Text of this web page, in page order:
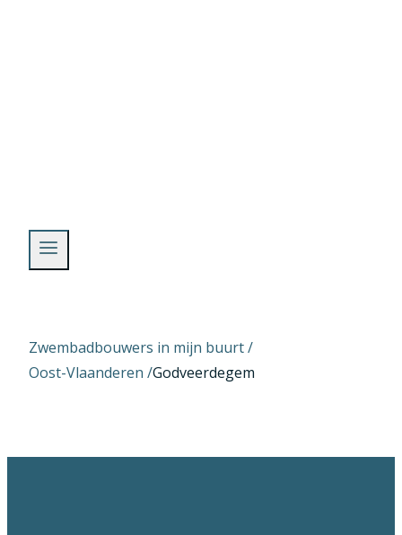
Zwembadbouwers in mijn buurt /
Oost-Vlaanderen /Godveerdegem